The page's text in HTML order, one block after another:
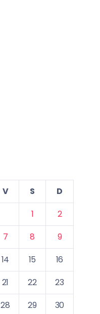
V S
D
1
2
7 8
9
14 15
16
21 22
23
28 29 30